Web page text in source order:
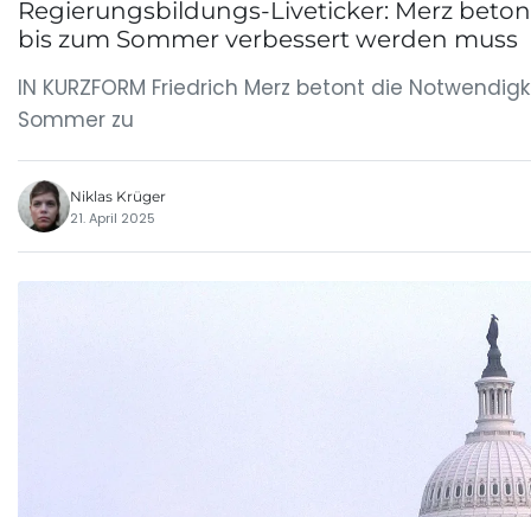
Regierungsbildungs-Liveticker: Merz
bis zum Sommer verbessert werden muss
IN KURZFORM Friedrich Merz betont die
Sommer zu
Niklas Krüger
21. April 2025